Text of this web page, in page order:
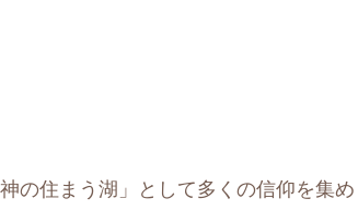
の住まう湖」として多くの信仰を集め